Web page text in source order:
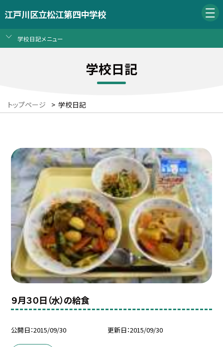
江戸川区立松江第四中学校
学校日記メニュー
学校日記
トップページ > 学校日記
９月３０日（水）の給食
公開日 2015/09/30 更新日 2015/09/30